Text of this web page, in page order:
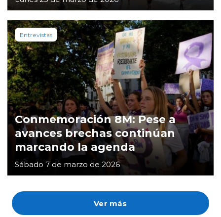
Ver más
Entrevistas
Conmemoración 8M: Pese a
avances brechas continúan
marcando la agenda
Sábado 7 de marzo de 2026